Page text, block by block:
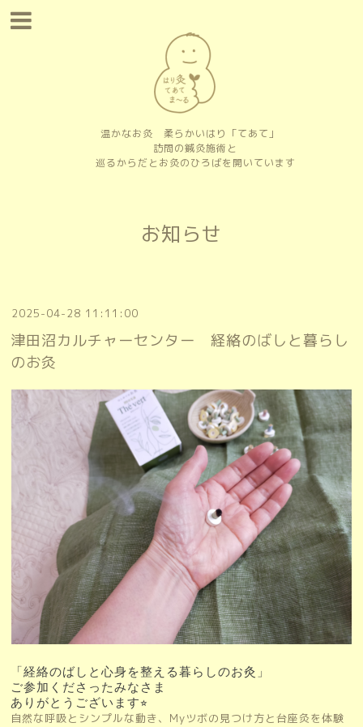
温かなお灸 柔らかいはり「てあて」
訪問の鍼灸施術と
巡るからだとお灸のひろばを開いています
お知らせ
2025-04-28 11:11:00
津田沼カルチャーセンター 経絡のばしと暮らし
のお灸
「経絡のばしと心身を整える暮らしのお灸」
ご参加くださったみなさま
ありがとうございます⭐︎
自然な呼吸とシンプルな動き、Myツボの見つけ方と台座灸を体験